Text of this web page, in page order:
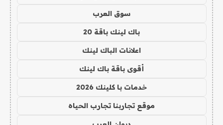
سوق العرب
باك لينك باقة 20
اعلانات الباك لينك
أقوى باقة باك لينك
خدمات با كلينك 2026
موقع تجاربنا تجارب الحياه